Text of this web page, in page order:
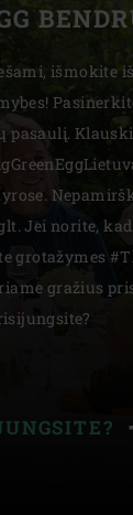
išmokite
pasaulį.
Jei norite,
grotažymes
gražius